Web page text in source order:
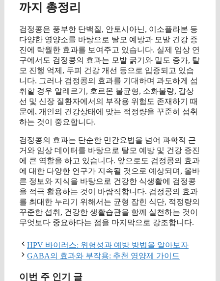
까지 총정리
검정콩은 풍부한 단백질, 안토시아닌, 이소플라본 등
다양한 영양소를 바탕으로 탈모 예방과 모발 건강 증
진에 탁월한 효과를 보여주고 있습니다. 실제 임상 연
구에서도 검정콩의 효과는 모발 굵기와 밀도 증가, 탈
모 진행 억제, 두피 건강 개선 등으로 입증되고 있습
니다. 그러나 검정콩의 효과를 기대하며 과도하게 섭
취할 경우 알레르기, 호르몬 불균형, 소화불량, 갑상
선 및 신장 질환자에서의 부작용 위험도 존재하기 때
문에, 개인의 건강상태에 맞는 적정량을 꾸준히 섭취
하는 것이 중요합니다.
검정콩의 효과는 단순한 민간요법을 넘어 과학적 근
거와 임상 데이터를 바탕으로 탈모 예방 및 건강 증진
에 큰 역할을 하고 있습니다. 앞으로도 검정콩의 효과
에 대한 다양한 연구가 지속될 것으로 예상되며, 올바
른 정보와 지식을 바탕으로 건강한 식생활에 검정콩
을 적극 활용하는 것이 바람직합니다. 검정콩의 효과
를 최대한 누리기 위해서는 균형 잡힌 식단, 적정량의
꾸준한 섭취, 건강한 생활습관을 함께 실천하는 것이
무엇보다 중요하다는 점을 마지막으로 강조합니다.
HPV 바이러스: 위험성과 예방 방법을 알아보자
GABA의 효과와 부작용: 추천 영양제 가이드
이번 주 인기 글